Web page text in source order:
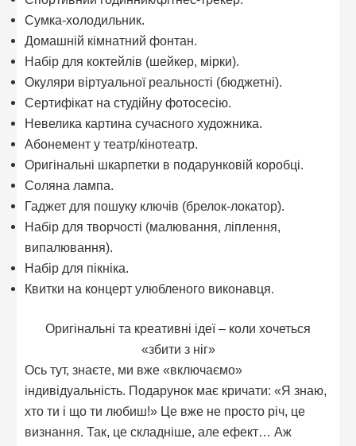
Сумка-холодильник.
Домашній кімнатний фонтан.
Набір для коктейлів (шейкер, мірки).
Окуляри віртуальної реальності (бюджетні).
Сертифікат на студійну фотосесію.
Невелика картина сучасного художника.
Абонемент у театр/кінотеатр.
Оригінальні шкарпетки в подарунковій коробці.
Соляна лампа.
Гаджет для пошуку ключів (брелок-локатор).
Набір для творчості (малювання, ліплення,
випалювання).
Набір для пікніка.
Квитки на концерт улюбленого виконавця.
Оригінальні та креативні ідеї – коли хочеться
«збити з ніг»
Ось тут, знаєте, ми вже «включаємо»
індивідуальність. Подарунок має кричати: «Я знаю,
хто ти і що ти любиш!» Це вже не просто річ, це
визнання. Так, це складніше, але ефект… Аж